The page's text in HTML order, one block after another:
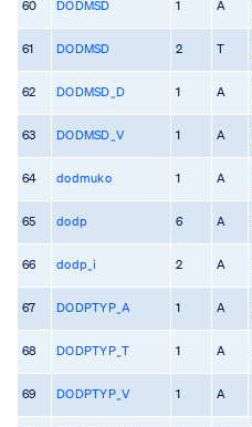
60 DODMSD 1 A
61 DODMSD 2 T
62 DODMSD_D 1 A
63 DODMSD_V 1 A
64 dodmuko 1 A
65 dodp 6 A
66 dodp_i 2 A
67 DODPTYP_A 1 A
68 DODPTYP_T 1 A
69 DODPTYP_V 1 A